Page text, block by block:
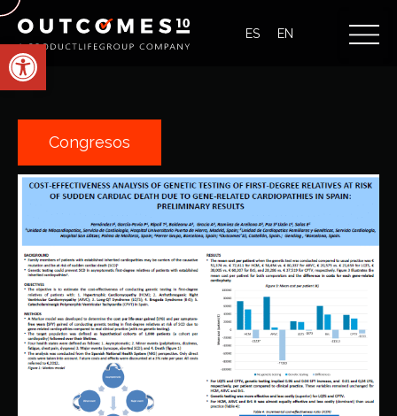
Abrir barra de herramientas
ES EN
Congresos